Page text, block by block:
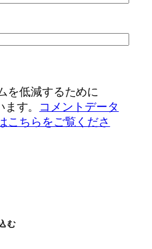
を低減するために
す。 コメントデータ
こちらをご覧くださ
む